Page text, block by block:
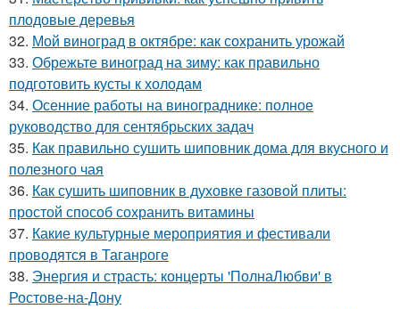
плодовые деревья
32. Мой виноград в октябре: как сохранить урожай
33. Обрежьте виноград на зиму: как правильно
подготовить кусты к холодам
34. Осенние работы на винограднике: полное
руководство для сентябрьских задач
35. Как правильно сушить шиповник дома для вкусного и
полезного чая
36. Как сушить шиповник в духовке газовой плиты:
простой способ сохранить витамины
37. Какие культурные мероприятия и фестивали
проводятся в Таганроге
38. Энергия и страсть: концерты 'ПолнаЛюбви' в
Ростове-на-Дону